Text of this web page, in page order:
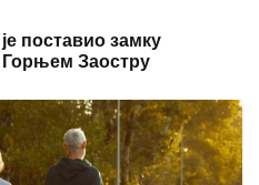
поставио замку
Горњем Заостру